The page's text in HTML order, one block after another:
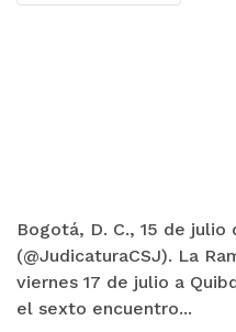
Bogotá, D. C., 15 de julio
(@JudicaturaCSJ). La
viernes 17 de julio a
el sexto encuentro...